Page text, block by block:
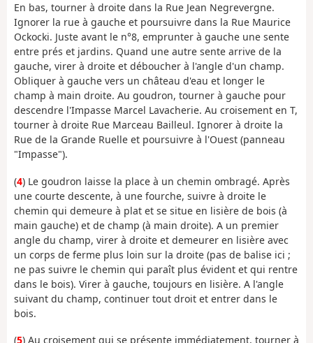
En bas, tourner à droite dans la Rue Jean Negrevergne.
Ignorer la rue à gauche et poursuivre dans la Rue Maurice
Ockocki. Juste avant le n°8, emprunter à gauche une sente
entre prés et jardins. Quand une autre sente arrive de la
gauche, virer à droite et déboucher à l'angle d'un champ.
Obliquer à gauche vers un château d'eau et longer le
champ à main droite. Au goudron, tourner à gauche pour
descendre l'Impasse Marcel Lavacherie. Au croisement en T,
tourner à droite Rue Marceau Bailleul. Ignorer à droite la
Rue de la Grande Ruelle et poursuivre à l'Ouest (panneau
"Impasse").
(4) Le goudron laisse la place à un chemin ombragé. Après
une courte descente, à une fourche, suivre à droite le
chemin qui demeure à plat et se situe en lisière de bois (à
main gauche) et de champ (à main droite). A un premier
angle du champ, virer à droite et demeurer en lisière avec
un corps de ferme plus loin sur la droite (pas de balise ici ;
ne pas suivre le chemin qui paraît plus évident et qui rentre
dans le bois). Virer à gauche, toujours en lisière. A l'angle
suivant du champ, continuer tout droit et entrer dans le
bois.
(5) Au croisement qui se présente immédiatement, tourner à